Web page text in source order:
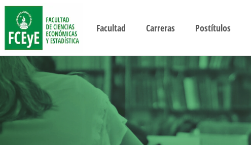
Facultad Carreras Postítulos